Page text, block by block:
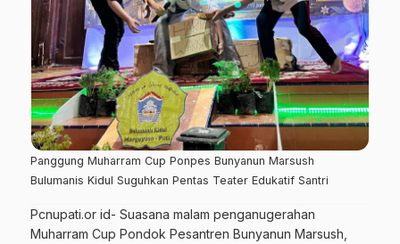
Panggung Muharram Cup Ponpes Bunyanun Marsush
Bulumanis Kidul Suguhkan Pentas Teater Edukatif Santri
Pcnupati.or id- Suasana malam penganugerahan
Muharram Cup Pondok Pesantren Bunyanun Marsush,